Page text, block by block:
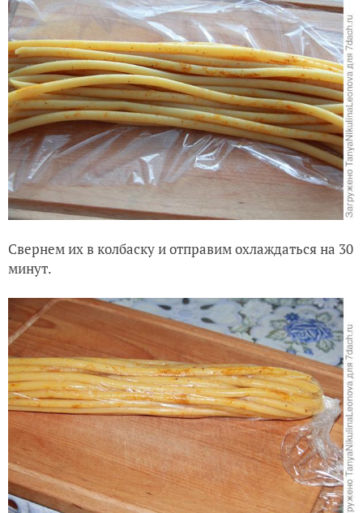
Свернем их в колбаску и отправим охлаждаться на 30
минут.